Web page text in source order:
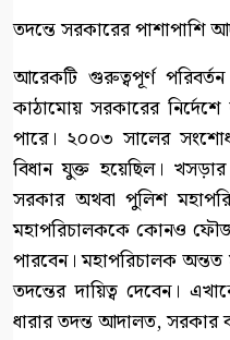
তদন্তে সরকারের
আরেকটি গুরুত্বপূর্ণ
কাঠামোয় সরকারের
পারে। ২০০৩ সালের
বিধান যুক্ত হয়েছিল।
সরকার অথবা পুলিশ
মহাপরিচালককে কোনও
পারবেন। মহাপরিচালক অন্তত
তদন্তের দায়িত্ব দেবেন।
ধারার তদন্ত আদালত, সরকার